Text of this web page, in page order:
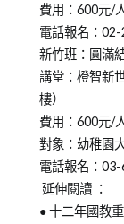
費用：600元/
電話報名：
新竹班：圓滿
講堂：橙智新
樓）
費用：600元/
對象：幼稚園
電話報名：
延伸閱讀 ：
● 十二年國教